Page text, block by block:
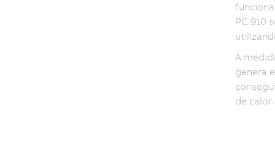
PC 910
A
genera
de calor.